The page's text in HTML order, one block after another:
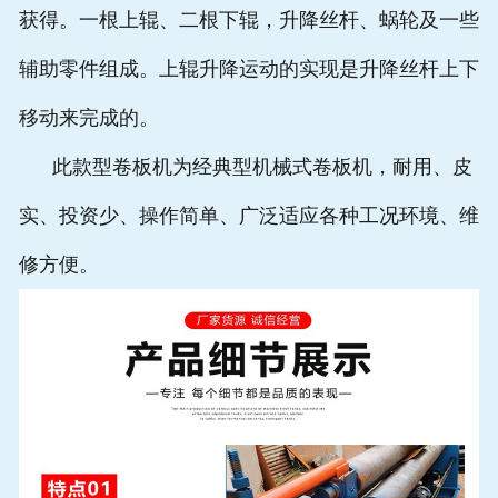
获得。一根上辊、二根下辊，升降丝杆、蜗轮及一些
辅助零件组成。上辊升降运动的实现是升降丝杆上下
移动来完成的。
此款型卷板机为经典型机械式卷板机，耐用、皮
实、投资少、操作简单、广泛适应各种工况环境、维
修方便。